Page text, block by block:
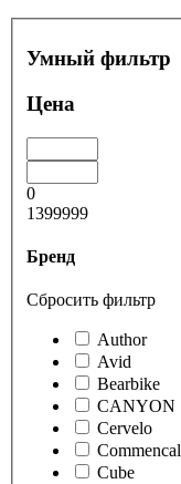
Умный фильтр
Цена
0
1399999
Бренд
Сбросить фильтр
Author
Avid
Bearbike
CANYON
Cervelo
Commencal
Cube